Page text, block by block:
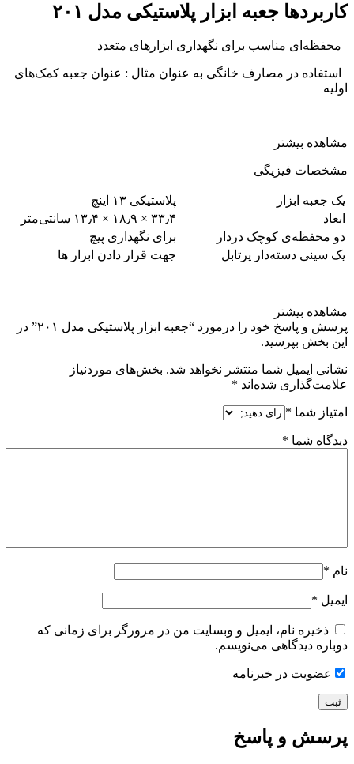
کاربردها جعبه ابزار پلاستیکی مدل ۲۰۱
محفظه‌ای مناسب برای نگهداری ابزارهای متعدد
استفاده در مصارف خانگی به عنوان مثال : عنوان جعبه کمک‌های
اولیه
مشاهده بیشتر
مشخصات فیزیگی
یک جعبه ‌ابزار
پلاستیکی ۱۳ اینچ
ابعاد
۳۳٫۴ × ۱۸٫۹ × ۱۳٫۴ سانتی‌متر
دو محفظه‌ی کوچک دردار
برای نگهداری پیچ
یک سینی دسته‌دار پرتابل
جهت قرار دادن ابزار ها
مشاهده بیشتر
پرسش و پاسخ خود را درمورد “جعبه ابزار پلاستیکی مدل ۲۰۱” در
این بخش بپرسید.
نشانی ایمیل شما منتشر نخواهد شد. بخش‌های موردنیاز
علامت‌گذاری شده‌اند *
امتیاز شما *
دیدگاه شما *
نام *
ایمیل *
ذخیره نام، ایمیل و وبسایت من در مرورگر برای زمانی که
دوباره دیدگاهی می‌نویسم.
عضویت در خبرنامه
پرسش و پاسخ